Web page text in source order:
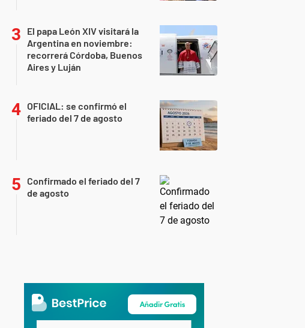
El papa León XIV visitará la
Argentina en noviembre:
recorrerá Córdoba, Buenos
Aires y Luján
OFICIAL: se confirmó el
feriado del 7 de agosto
Confirmado el feriado del 7
de agosto